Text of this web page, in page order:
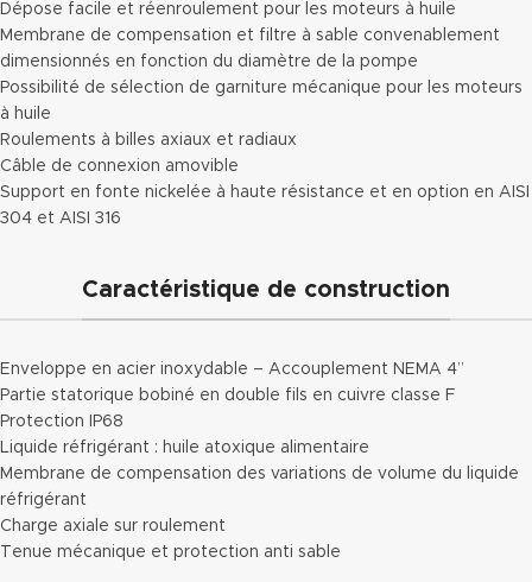
Dépose facile et réenroulement pour les moteurs à huile
Membrane de compensation et filtre à sable convenablement
dimensionnés en fonction du diamètre de la pompe
Possibilité de sélection de garniture mécanique pour les moteurs
à huile
Roulements à billes axiaux et radiaux
Câble de connexion amovible
Support en fonte nickelée à haute résistance et en option en AISI
304 et AISI 316
Caractéristique de construction
Enveloppe en acier inoxydable – Accouplement NEMA 4’’
Partie statorique bobiné en double fils en cuivre classe F
Protection IP68
Liquide réfrigérant : huile atoxique alimentaire
Membrane de compensation des variations de volume du liquide
réfrigérant
Charge axiale sur roulement
Tenue mécanique et protection anti sable